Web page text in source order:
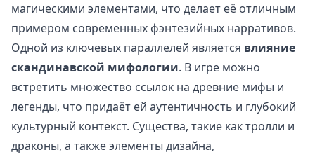
магическими элементами, что делает её отличным
примером современных фэнтезийных нарративов.
Одной из ключевых параллелей является влияние
скандинавской мифологии. В игре можно
встретить множество ссылок на древние мифы и
легенды, что придаёт ей аутентичность и глубокий
культурный контекст. Существа, такие как тролли и
драконы, а также элементы дизайна,